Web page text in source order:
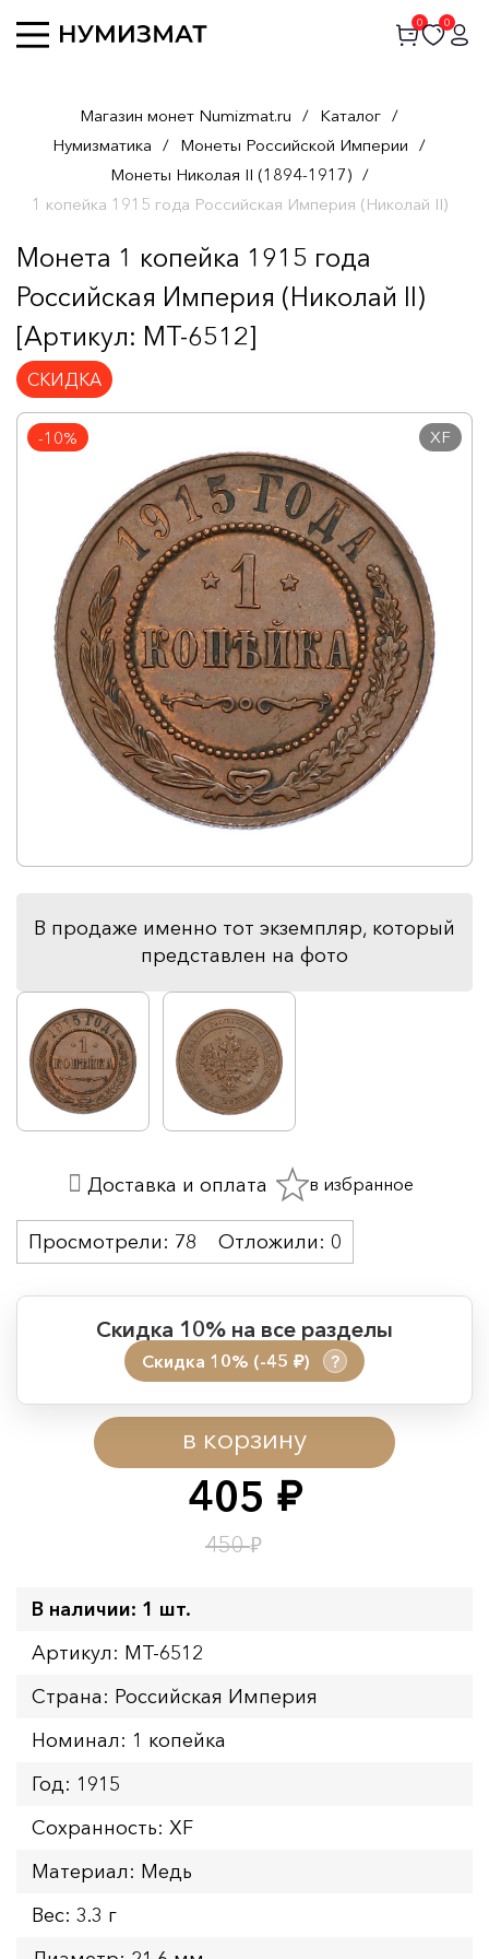
0 0
Магазин монет Numizmat.ru / Каталог /
Нумизматика / Монеты Российской Империи /
Монеты Николая II (1894-1917) /
1 копейка 1915 года Российская Империя (Николай II)
Монета 1 копейка 1915 года
Российская Империя (Николай II)
[Артикул: MT-6512]
СКИДКА
-10% XF
В продаже именно тот экземпляр, который
представлен на фото
405 руб.
450₽
в корзину
Скидка 10% на все разделы
Скидка 10% (-45 руб.) ?
Период действия акции:
Начало:
08.08.2026 00:01
Окончание:
09.08.2026 23:59
Время до окончания:
Просмотрели: 78 Отложили: 0
Доставка и оплата в избранное
В наличии: 1 шт.
Артикул: MT-6512
Страна: Российская Империя
Номинал: 1 копейка
Год: 1915
Сохранность: XF
Материал: Медь
Вес: 3.3 г